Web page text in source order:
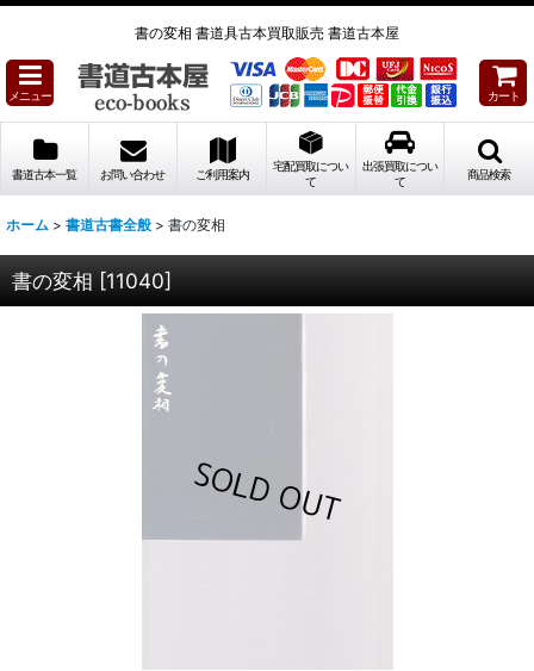
書の変相 書道具古本買取販売 書道古本屋
メニュー カート
書道古本一覧 お問い合わせ ご利用案内
宅配買取につい
て
出張買取につい
て
商品検索
ホーム > 書道古書全般 > 書の変相
書の変相 [11040]